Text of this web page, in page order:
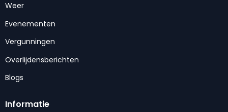
Weer
Evenementen
Vergunningen
Overlijdensberichten
Blogs
Informatie